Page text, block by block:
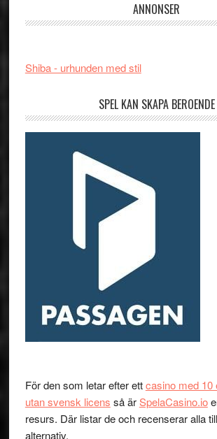
ANNONSER
Shiba - urhunden med stil
SPEL KAN SKAPA BEROENDE
För den som letar efter ettcasino med 10
utan svensk licens så ärSpelaCasino.io
resurs. Där listar de och recenserar alla
alternativ.